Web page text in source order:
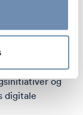
spektrum af
til
og
digitale